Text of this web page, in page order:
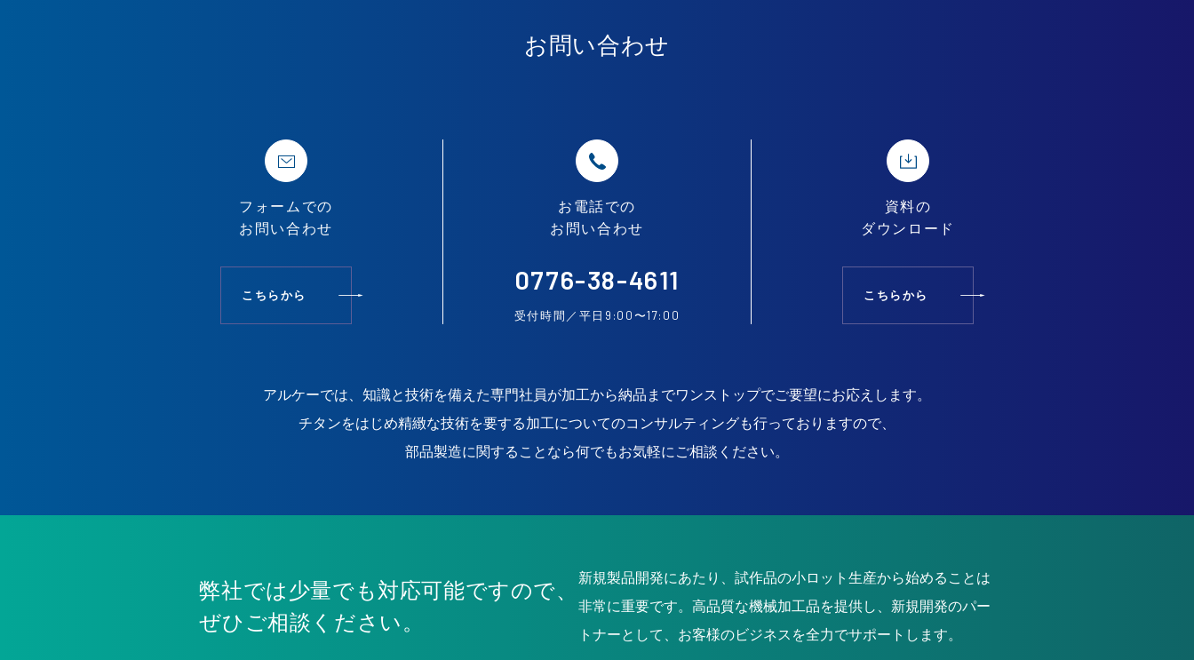
お問い合わせ
フォームでの
お問い合わせ
こちらから
お電話での
お問い合わせ
0776-38-4611
受付時間／平日 9:00 〜17:00
資料の
ダウンロード
こちらから
アルケーでは、知識と技術を備えた専門社員が加工から納品までワンストップでご要望にお応えします。
チタンをはじめ精緻な技術を要する加工についてのコンサルティングも行っておりますので、
部品製造に関することなら何でもお気軽にご相談ください。
弊社では少量でも対応可能ですので、
ぜひご相談ください。
新規製品開発にあたり、試作品の小ロット生産から始めることは
非常に重要です。高品質な機械加工品を提供し、新規開発のパー
トナーとして、お客様のビジネスを全力でサポートします。